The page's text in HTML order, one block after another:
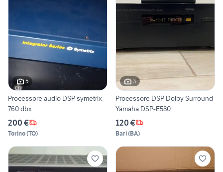
5
Processore audio DSP symetrix
760 dbx
200 €
Torino(TO)
3
Processore DSP Dolby Surround
Yamaha DSP-E580
120 €
Bari(BA)